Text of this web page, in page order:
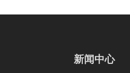
新闻中心